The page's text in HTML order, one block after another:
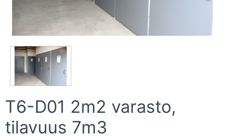
T6-D01 2m2 varasto,
tilavuus 7m3